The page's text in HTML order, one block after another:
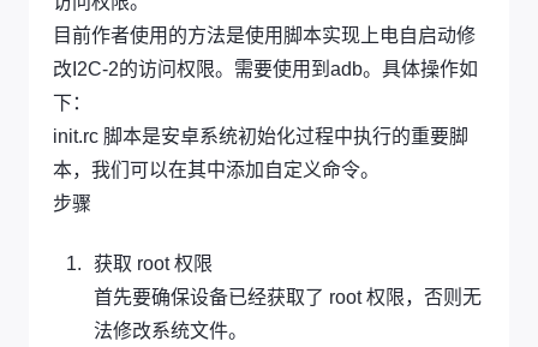
目前作者使用的方法是使用脚本实现上电自启动修
改I2C-2的访问权限。需要使用到adb。具体操作如
下：
init.rc 脚本是安卓系统初始化过程中执行的重要脚
本，我们可以在其中添加自定义命令。
步骤
获取 root 权限
首先要确保设备已经获取了 root 权限，否则无
法修改系统文件。